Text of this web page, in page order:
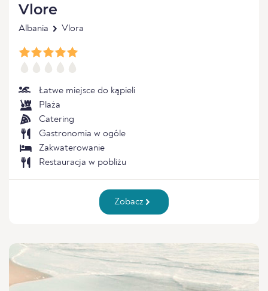
Vlore
Albania Vlora
Łatwe miejsce do kąpieli
Plaża
Catering
Gastronomia w ogóle
Zakwaterowanie
Restauracja w pobliżu
Zobacz